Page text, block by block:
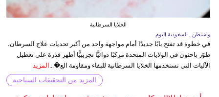
الخلايا السرطانية
واشنطن ـ السعودية اليوم
في خطوة قد تفتح بابًا جديدًا أمام مواجهة واحد من أكبر تحديات علاج السرطان،
طوّر باحثون في الولايات المتحدة مركبًا دوائيًّا تجريبيًّا أظهر قدرة على تعطيل
الآليات التي تستخدمها الخلايا السرطانية للبقاء ومقاومة الع�...
المزيد
المزيد من التحقيقات السياحية